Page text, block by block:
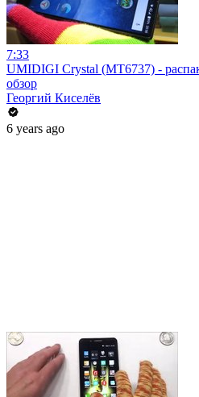
7:33
UMIDIGI Crystal (MT6737) -
обзор
Георгий Киселёв
6 years ago